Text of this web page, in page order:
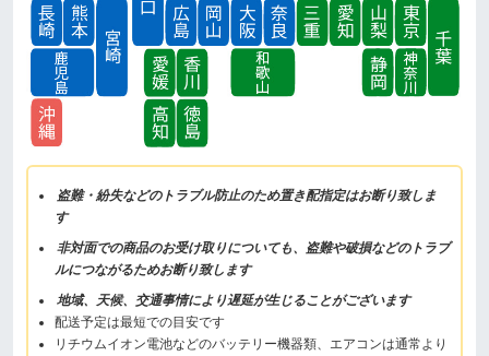
盗難・紛失などのトラブル防止のため置き配指定はお断り致しま
す
非対面での商品のお受け取りについても、盗難や破損などのトラブ
ルにつながるためお断り致します
地域、天候、交通事情により遅延が生じることがございます
配送予定は最短での目安です
リチウムイオン電池などのバッテリー機器類、エアコンは通常より